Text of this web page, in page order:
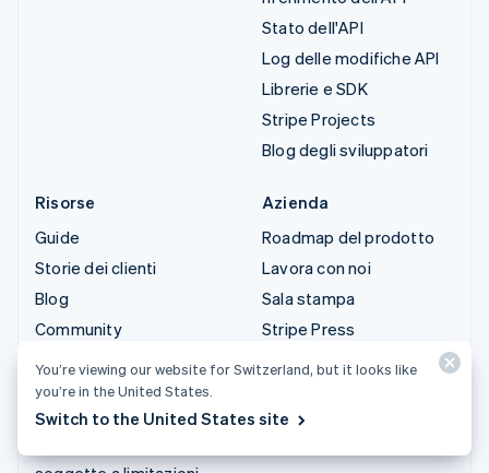
Stato dell'API
Log delle modifiche API
Librerie e SDK
Stripe Projects
Blog degli sviluppatori
Risorse
Guide
Storie dei clienti
Blog
Community
Sessions
Privacy e termini
Azienda
Roadmap del prodotto
Lavora con noi
Sala stampa
Stripe Press
You’re viewing our website for Switzerland, but it looks like
you’re in the United States.
Switch to the United States site